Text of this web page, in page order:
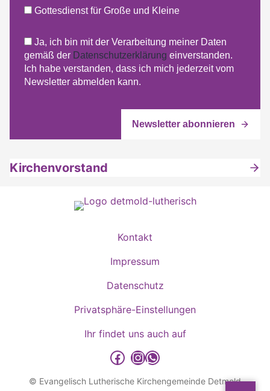
Gottesdienst für Große und Kleine
Ja, ich bin mit der Verarbeitung meiner Daten
gemäß der Datenschutzerklärung einverstanden.
Ich habe verstanden, dass ich mich jederzeit vom
Newsletter abmelden kann.
Kirchenvorstand
Kontakt
Impressum
Datenschutz
Privatsphäre-Einstellungen
Ihr findet uns auch auf
detmold-lutherisch auf Facebook
detmold-lutherisch auf Instagram
detmold-lutherisch auf WhatsApp
© Evangelisch Lutherische Kirchengemeinde Detmold